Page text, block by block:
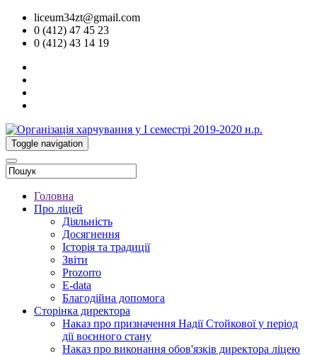
liceum34zt@gmail.com
0 (412) 47 45 23
0 (412) 43 14 19
Toggle navigation
Головна
Про ліцей
Діяльність
Досягнення
Історія та традиції
Звіти
Prozorro
E-data
Благодійна допомога
Сторінка директора
Наказ про призначення Надії Стойкової у період
дії воєнного стану
Наказ про виконання обов'язків директора ліцею